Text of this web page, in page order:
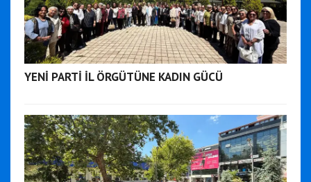
YENİ PARTİ İL ÖRGÜTÜNE KADIN GÜCÜ